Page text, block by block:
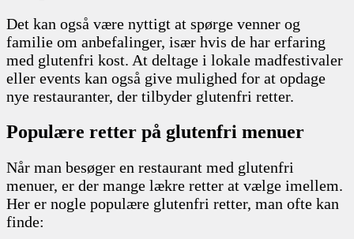
Det kan også være nyttigt at spørge venner og
familie om anbefalinger, især hvis de har erfaring
med glutenfri kost. At deltage i lokale madfestivaler
eller events kan også give mulighed for at opdage
nye restauranter, der tilbyder glutenfri retter.
Populære retter på glutenfri menuer
Når man besøger en restaurant med glutenfri
menuer, er der mange lækre retter at vælge imellem.
Her er nogle populære glutenfri retter, man ofte kan
finde: